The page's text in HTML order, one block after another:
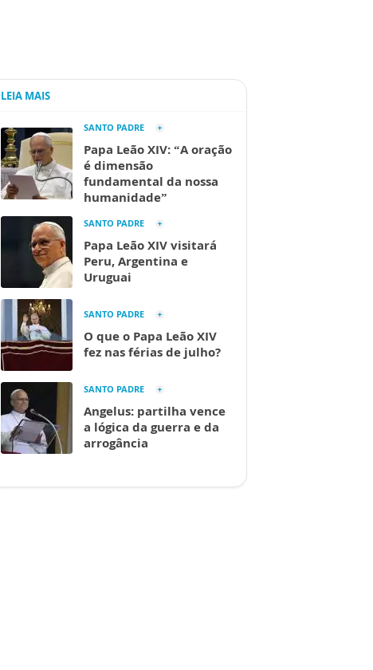
LEIA MAIS
SANTO PADRE
Papa Leão XIV: “A oração
é dimensão
fundamental da nossa
humanidade”
SANTO PADRE
Papa Leão XIV visitará
Peru, Argentina e
Uruguai
SANTO PADRE
O que o Papa Leão XIV
fez nas férias de julho?
SANTO PADRE
Angelus: partilha vence
a lógica da guerra e da
arrogância